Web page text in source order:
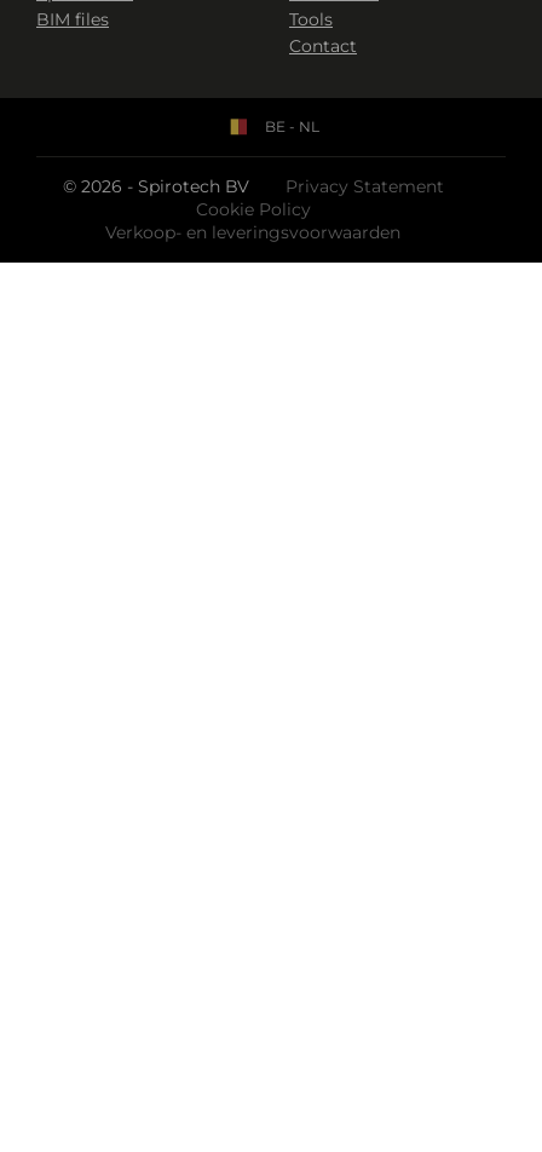
BIM files
Tools
Contact
© 2026 - Spirotech BV
Privacy Statement
Cookie Policy
Verkoop- en leveringsvoorwaarden
BE - NL